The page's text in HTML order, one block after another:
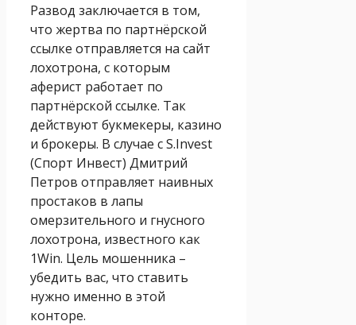
Развод заключается в том,
что жертва по партнёрской
ссылке отправляется на сайт
лохотрона, с которым
аферист работает по
партнёрской ссылке. Так
действуют букмекеры, казино
и брокеры. В случае с S.Invest
(Спорт Инвест) Дмитрий
Петров отправляет наивных
простаков в лапы
омерзительного и гнусного
лохотрона, известного как
1Win. Цель мошенника –
убедить вас, что ставить
нужно именно в этой
конторе.